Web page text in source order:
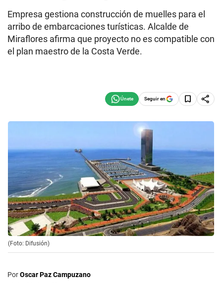
Empresa gestiona construcción de muelles para el
arribo de embarcaciones turísticas. Alcalde de
Miraflores afirma que proyecto no es compatible con
el plan maestro de la Costa Verde.
Seguir en
(Foto: Difusión)
PorOscar Paz Campuzano